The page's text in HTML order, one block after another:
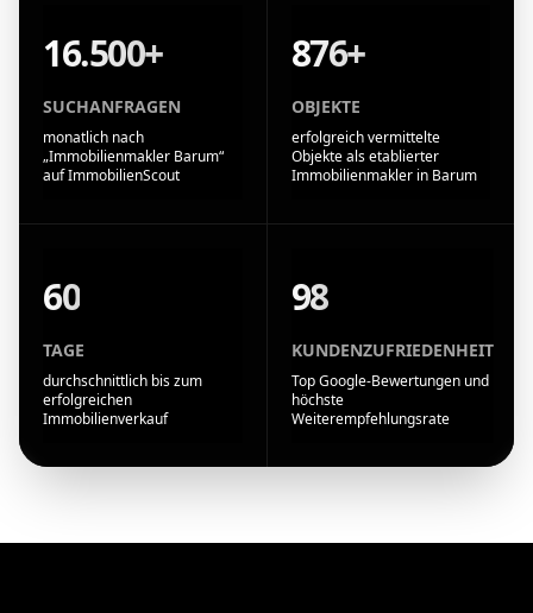
16.500+
SUCHANFRAGEN
monatlich nach
„Immobilienmakler Barum“
auf ImmobilienScout
876+
OBJEKTE
erfolgreich vermittelte
Objekte als etablierter
Immobilienmakler in Barum
60
TAGE
durchschnittlich bis zum
erfolgreichen
Immobilienverkauf
98
KUNDENZUFRIEDENHEIT
Top Google-Bewertungen und
höchste
Weiterempfehlungsrate